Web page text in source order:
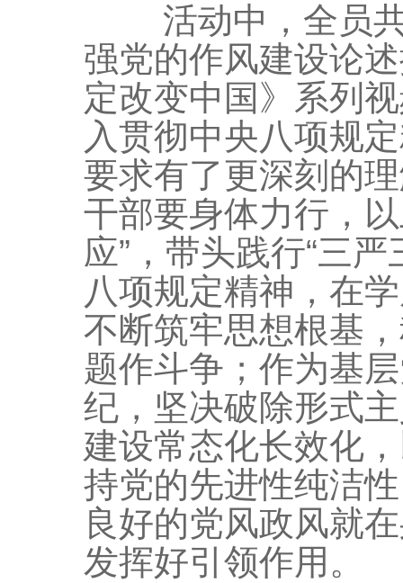
活动中，全员共
强党的作风建设论
定改变中国》系列
入贯彻中央八项规
要求有了更深刻的
干部要身体力行，
应”，带头践行“三
八项规定精神，在
不断筑牢思想根基
题作斗争；作为基
纪，坚决破除形式
建设常态化长效化
持党的先进性纯洁
良好的党风政风就
发挥好引领作用。